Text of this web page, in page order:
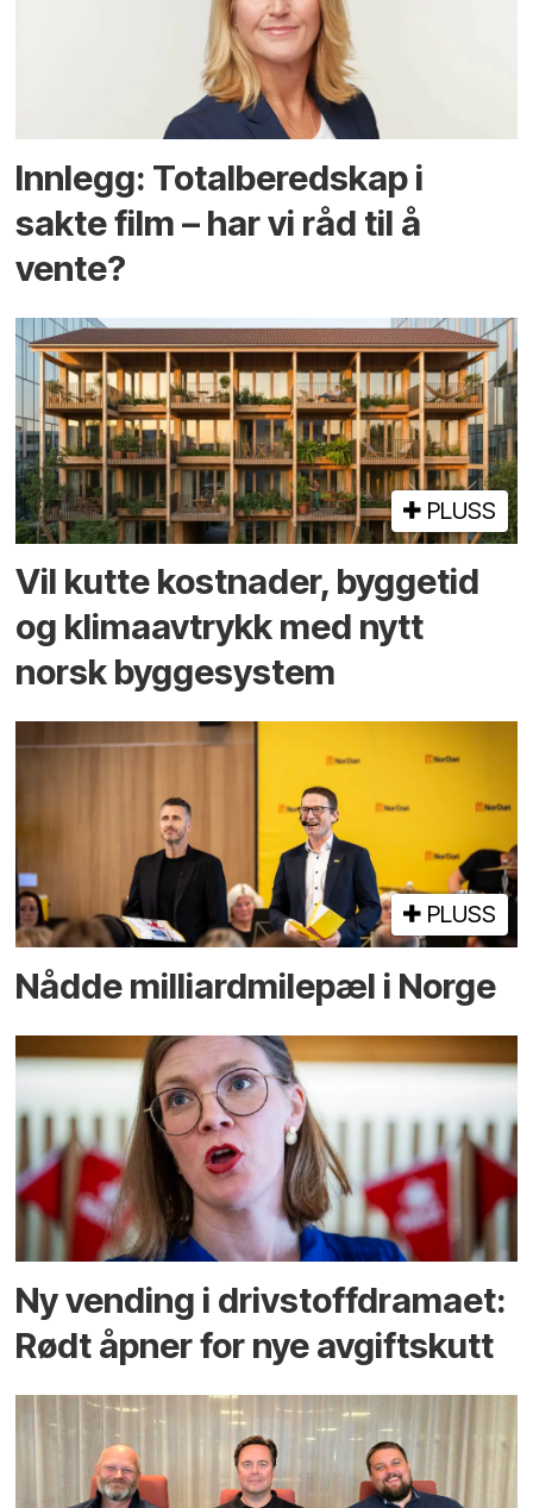
Innlegg: Totalberedskap i
sakte film – har vi råd til å
vente?
PLUSS
Vil kutte kostnader, byggetid
og klima­avtrykk med nytt
norsk bygge­system
PLUSS
Nådde milliard­­milepæl i Norge
Ny vending i drivstoffdramaet:
Rødt åpner for nye avgiftskutt